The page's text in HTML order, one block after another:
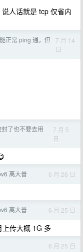
人话就是 tcp 仅省内
正常 ping 通，但
7 月 14
日
了也不要去用
7 月 5
日
离大普 6 月 26 日
离大普 6 月 25 日
上传大概 1G 多
6 月 25 日